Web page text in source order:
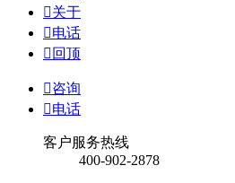
关于
电话
 回顶
咨询
电话
客户服务热线
400-902-2878